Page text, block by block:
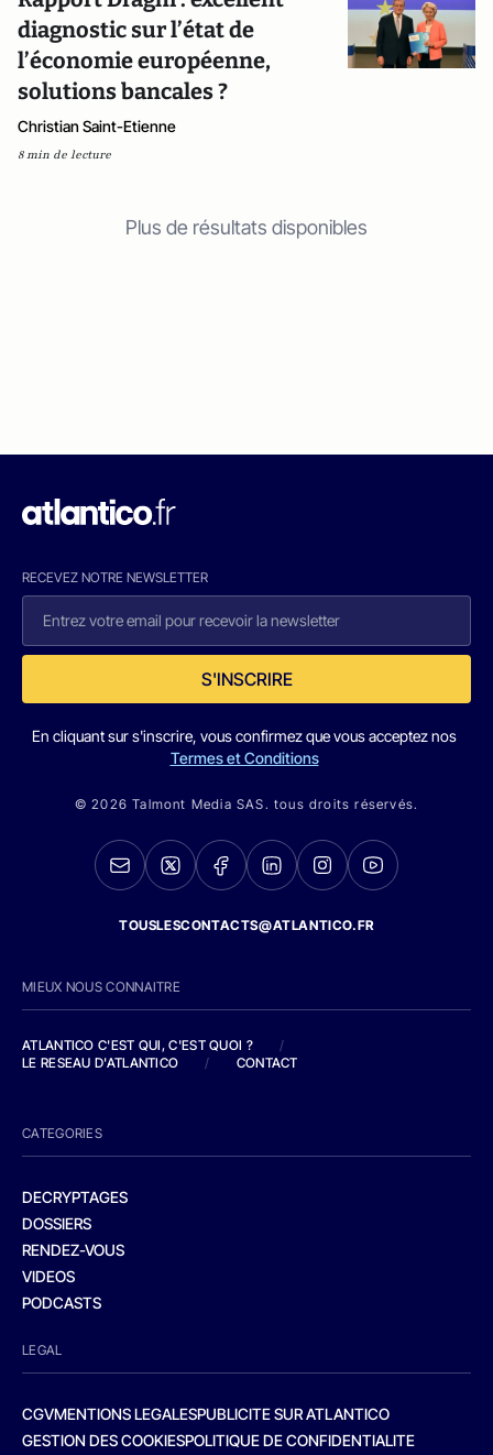
diagnostic sur l’état de
l’économie européenne,
solutions bancales ?
Christian Saint-Etienne
8 min de lecture
Plus de résultats disponibles
RECEVEZ NOTRE NEWSLETTER
S'INSCRIRE
En cliquant sur s'inscrire, vous confirmez que vous acceptez nos
Termes et Conditions
© 2026 Talmont Media SAS. tous droits réservés.
TOUSLESCONTACTS@ATLANTICO.FR
MIEUX NOUS CONNAITRE
ATLANTICO C'EST QUI, C'EST QUOI ?
/
LE RESEAU D'ATLANTICO
/ CONTACT
CATEGORIES
DECRYPTAGES
DOSSIERS
RENDEZ-VOUS
VIDEOS
PODCASTS
LEGAL
CGVMENTIONS LEGALESPUBLICITE SUR ATLANTICO
GESTION DES COOKIESPOLITIQUE DE CONFIDENTIALITE